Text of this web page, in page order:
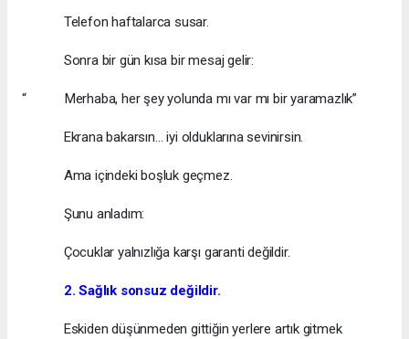
Telefon haftalarca susar.
Sonra bir gün kısa bir mesaj gelir:
“ Merhaba, her şey yolunda mı var mı bir yaramazlık”
Ekrana bakarsın… iyi olduklarına sevinirsin.
Ama içindeki boşluk geçmez.
Şunu anladım:
Çocuklar yalnızlığa karşı garanti değildir.
2. Sağlık sonsuz değildir.
Eskiden düşünmeden gittiğin yerlere artık gitmek